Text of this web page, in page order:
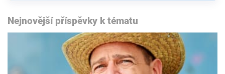
Nejnovější příspěvky k tématu